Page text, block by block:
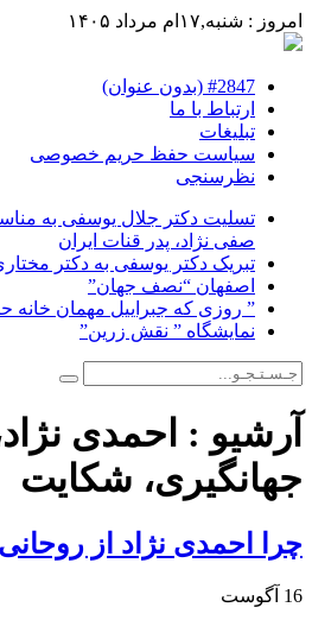
امروز : شنبه,۱۷ام مرداد ۱۴۰۵
#2847 (بدون عنوان)
ارتباط با ما
تبلیغات
سیاست حفظ حریم خصوصی
نظرسنجی
تسلیت دکتر جلال یوسفی به
صفی نژاد، پدر قنات ایران
تبریک دکتر یوسفی به دکتر
اصفهان “نصف جهان”
” روزی که جبراییل مهمان
نمایشگاه ” نقش زرین”
آرشیو : احمدی
جهانگیری، شکایت
چرا احمدی نژاد از
16 آگوست